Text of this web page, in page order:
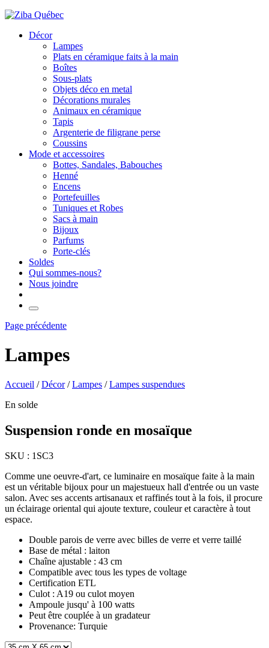
Décor
Lampes
Plats en céramique faits à la main
Boîtes
Sous-plats
Objets déco en metal
Décorations murales
Animaux en céramique
Tapis
Argenterie de filigrane perse
Coussins
Mode et accessoires
Bottes, Sandales, Babouches
Henné
Encens
Portefeuilles
Tuniques et Robes
Sacs à main
Bijoux
Parfums
Porte-clés
Soldes
Qui sommes-nous?
Nous joindre
Page précédente
Lampes
Accueil /Décor/Lampes /Lampes suspendues
En solde
Suspension ronde en mosaïque
SKU : 1SC3
Comme une oeuvre-d'art, ce luminaire en mosaïque faite à la main
est un véritable bijoux pour un majestueux hall d'entrée ou un vaste
salon. Avec ses accents artisanaux et raffinés tout à la fois, il procure
un éclairage oriental qui ajoute texture, couleur et caractère à tout
espace.
Double parois de verre avec billes de verre et verre taillé
Base de métal : laiton
Chaîne ajustable : 43 cm
Compatible avec tous les types de voltage
Certification ETL
Culot : A19 ou culot moyen
Ampoule jusqu' à 100 watts
Peut être couplée à un gradateur
Provenance: Turquie